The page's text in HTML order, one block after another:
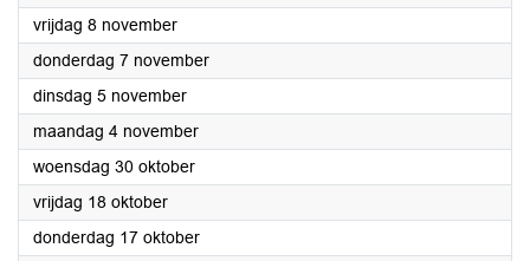
vrijdag 8 november2024
donderdag 7 november2024
dinsdag 5 november2024
maandag 4 november2024
woensdag 30 oktober2024
vrijdag 18 oktober2024
donderdag 17 oktober2024